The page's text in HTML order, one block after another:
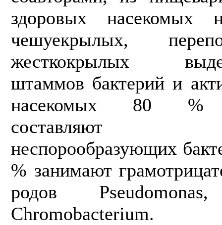
здоровых насекомых
чешуекрылых,
жесткокрылых
штаммов бактерий и
насекомых 80 %
составляют
неспорообразующих
% занимают
родов
Chromobacterium.